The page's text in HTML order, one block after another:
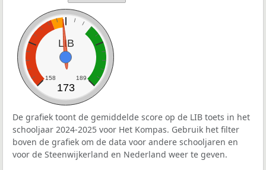
LIB
158 189
173
De grafiek toont de gemiddelde score op de LIB toets in het
schooljaar 2024-2025 voor Het Kompas. Gebruik het filter
boven de grafiek om de data voor andere schooljaren en
voor de Steenwijkerland en Nederland weer te geven.